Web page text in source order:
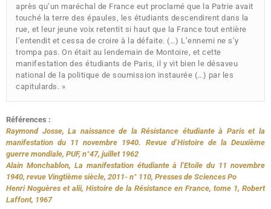
après qu’un maréchal de France eut proclamé que la Patrie avait
touché la terre des épaules, les étudiants descendirent dans la
rue, et leur jeune voix retentit si haut que la France tout entière
l’entendit et cessa de croire à la défaite. (…) L’ennemi ne s’y
trompa pas. On était au lendemain de Montoire, et cette
manifestation des étudiants de Paris, il y vit bien le désaveu
national de la politique de soumission instaurée (…) par les
capitulards. »
Références :
Raymond Josse, La naissance de la Résistance étudiante à Paris et la
manifestation du 11 novembre 1940. Revue d’Histoire de la Deuxième
guerre mondiale, PUF, n°47, juillet 1962
Alain Monchablon, La manifestation étudiante à l’Etoile du 11 novembre
1940, revue Vingtième siècle, 2011- n° 110, Presses de Sciences Po
Henri Noguères et alii, Histoire de la Résistance en France, tome 1, Robert
Laffont, 1967